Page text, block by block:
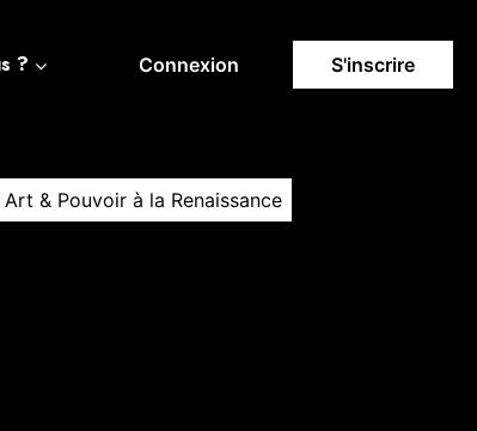
? Connexion S'inscrire
& Pouvoir à la Renaissance